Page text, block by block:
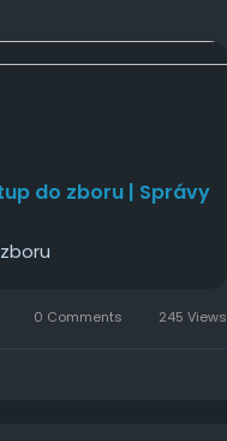
do zboru | Správy
0 Comments 245 Views